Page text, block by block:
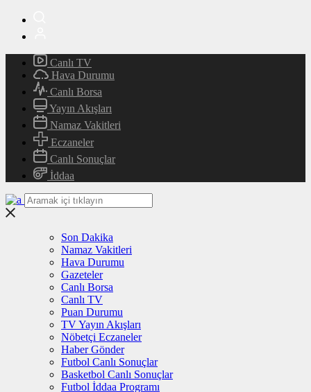
Canlı TV
Hava Durumu
Canlı Borsa
Yayın Akışları
Namaz Vakitleri
Eczaneler
Canlı Sonuçlar
İddaa
Son Dakika
Namaz Vakitleri
Hava Durumu
Gazeteler
Canlı Borsa
Canlı TV
Puan Durumu
TV Yayın Akışları
Nöbetçi Eczaneler
Haber Gönder
Futbol Canlı Sonuçlar
Basketbol Canlı Sonuçlar
Futbol İddaa Programı